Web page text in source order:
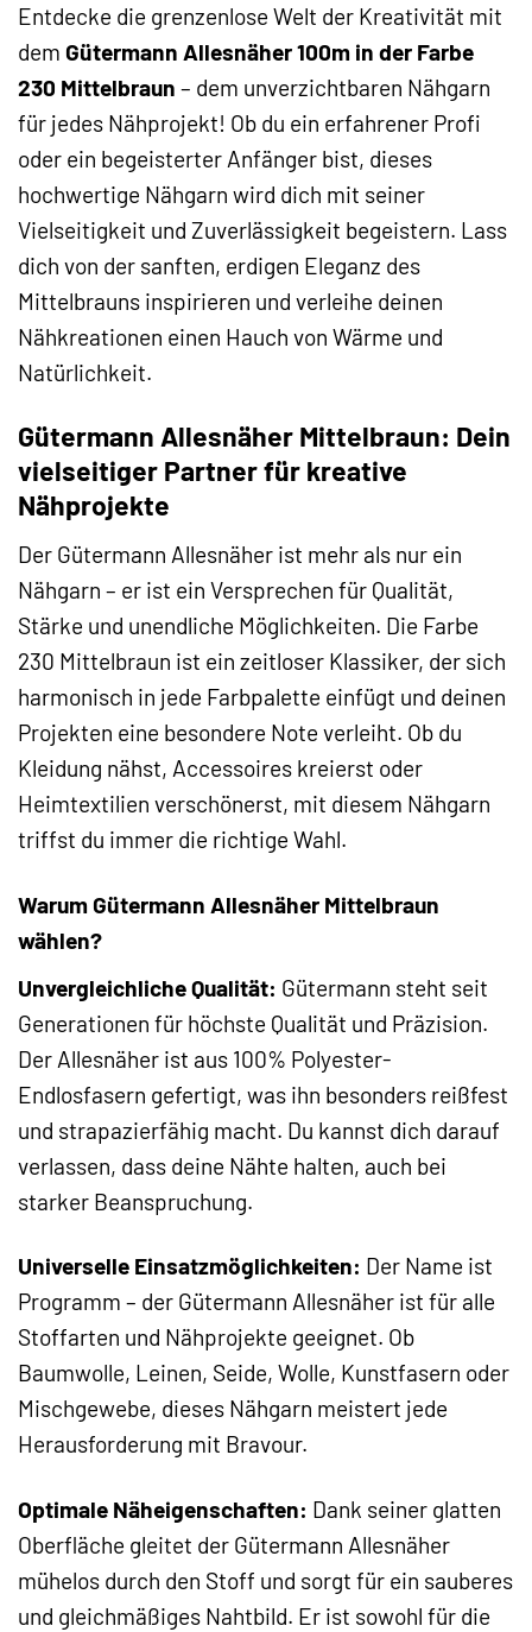
Entdecke die grenzenlose Welt der Kreativität mit
dem Gütermann Allesnäher 100m in der Farbe
230 Mittelbraun – dem unverzichtbaren Nähgarn
für jedes Nähprojekt! Ob du ein erfahrener Profi
oder ein begeisterter Anfänger bist, dieses
hochwertige Nähgarn wird dich mit seiner
Vielseitigkeit und Zuverlässigkeit begeistern. Lass
dich von der sanften, erdigen Eleganz des
Mittelbrauns inspirieren und verleihe deinen
Nähkreationen einen Hauch von Wärme und
Natürlichkeit.
Gütermann Allesnäher Mittelbraun: Dein
vielseitiger Partner für kreative
Nähprojekte
Der Gütermann Allesnäher ist mehr als nur ein
Nähgarn – er ist ein Versprechen für Qualität,
Stärke und unendliche Möglichkeiten. Die Farbe
230 Mittelbraun ist ein zeitloser Klassiker, der sich
harmonisch in jede Farbpalette einfügt und deinen
Projekten eine besondere Note verleiht. Ob du
Kleidung nähst, Accessoires kreierst oder
Heimtextilien verschönerst, mit diesem Nähgarn
triffst du immer die richtige Wahl.
Warum Gütermann Allesnäher Mittelbraun
wählen?
Unvergleichliche Qualität: Gütermann steht seit
Generationen für höchste Qualität und Präzision.
Der Allesnäher ist aus 100% Polyester-
Endlosfasern gefertigt, was ihn besonders reißfest
und strapazierfähig macht. Du kannst dich darauf
verlassen, dass deine Nähte halten, auch bei
starker Beanspruchung.
Universelle Einsatzmöglichkeiten: Der Name ist
Programm – der Gütermann Allesnäher ist für alle
Stoffarten und Nähprojekte geeignet. Ob
Baumwolle, Leinen, Seide, Wolle, Kunstfasern oder
Mischgewebe, dieses Nähgarn meistert jede
Herausforderung mit Bravour.
Optimale Näheigenschaften: Dank seiner glatten
Oberfläche gleitet der Gütermann Allesnäher
mühelos durch den Stoff und sorgt für ein sauberes
und gleichmäßiges Nahtbild. Er ist sowohl für die